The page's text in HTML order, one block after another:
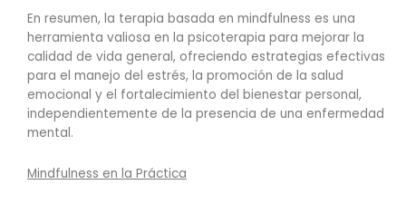
En resumen, la terapia basada en mindfulness es una
herramienta valiosa en la psicoterapia para mejorar la
calidad de vida general, ofreciendo estrategias efectivas
para el manejo del estrés, la promoción de la salud
emocional y el fortalecimiento del bienestar personal,
independientemente de la presencia de una enfermedad
mental.
Mindfulness en la Práctica